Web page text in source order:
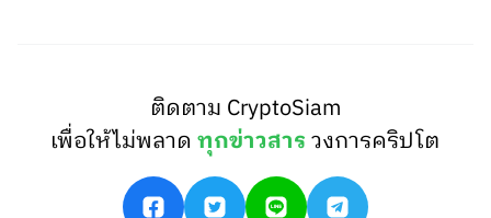
ติดตาม CryptoSiam
เพื่อให้ไม่พลาดทุกข่าวสารวงการคริปโต